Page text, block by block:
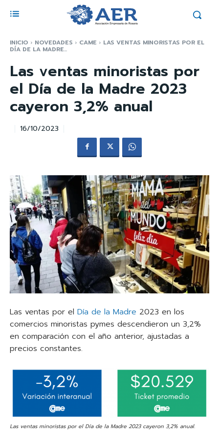
INICIO NOVEDADES CAME LAS VENTAS MINORISTAS POR EL
DÍA DE LA MADRE...
Las ventas minoristas por
el Día de la Madre 2023
cayeron 3,2% anual
16/10/2023
Las ventas por el Día de la Madre 2023 en los
comercios minoristas pymes descendieron un 3,2%
en comparación con el año anterior, ajustadas a
precios constantes.
Las ventas minoristas por el Día de la Madre 2023 cayeron 3,2% anual.